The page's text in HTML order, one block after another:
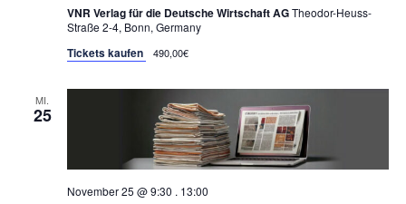
VNR Verlag für die Deutsche Wirtschaft AGTheodor-Heuss-
Straße 2-4, Bonn, Germany
Tickets kaufen 490,00€
MI.
25
November 25 @ 9:30 . 13:00